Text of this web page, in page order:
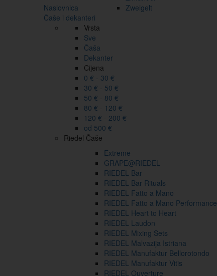
Naslovnica
Zweigelt
Čaše i dekanteri
Vrsta
Sve
Čaša
Dekanter
Cijena
0 € - 30 €
30 € - 50 €
50 € - 80 €
80 € - 120 €
120 € - 200 €
od 500 €
Riedel Čaše
Extreme
GRAPE@RIEDEL
RIEDEL Bar
RIEDEL Bar Rituals
RIEDEL Fatto a Mano
RIEDEL Fatto a Mano Performance
RIEDEL Heart to Heart
RIEDEL Laudon
RIEDEL Mixing Sets
RIEDEL Malvazija Istriana
RIEDEL Manufaktur Bellorotondo
RIEDEL Manufaktur Vitis
RIEDEL Ouverture